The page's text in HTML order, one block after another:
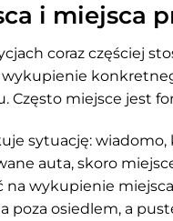
i miejsca
coraz częściej
wykupienie
Często miejsce jest
sytuację:
auta, skoro
na wykupienie
poza osiedlem, a